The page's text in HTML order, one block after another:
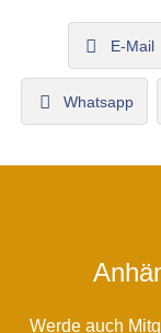
E-Mail
Whatsapp
Werde auch